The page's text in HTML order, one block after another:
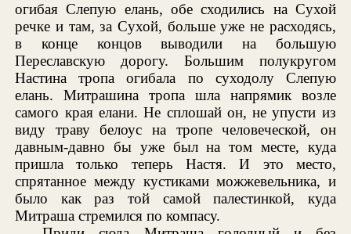
огибая Слепую елань, обе сходились на Сухой
речке и там, за Сухой, больше уже не расходясь,
в конце концов выводили на большую
Переславскую дорогу. Большим полукругом
Настина тропа огибала по суходолу Слепую
елань. Митрашина тропа шла напрямик возле
самого края елани. Не сплошай он, не упусти из
виду траву белоус на тропе человеческой, он
давным-давно бы уже был на том месте, куда
пришла только теперь Настя. И это место,
спрятанное между кустиками можжевельника, и
было как раз той самой палестинкой, куда
Митраша стремился по компасу.